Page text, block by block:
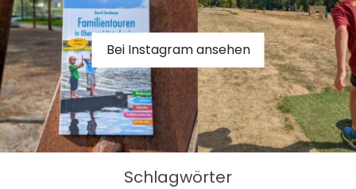
Bei Instagram ansehen
Schlagwörter